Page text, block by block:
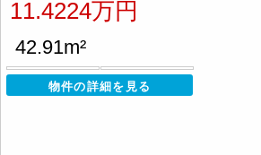
11.4224万円
42.91m²
物件の詳細を見る